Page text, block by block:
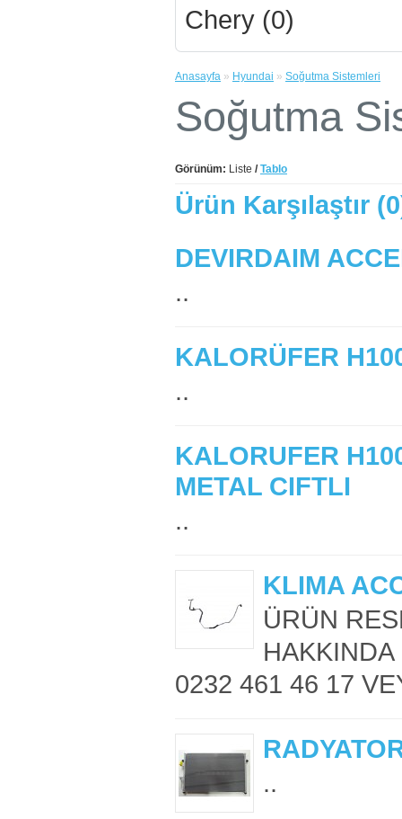
Chery (0)
Anasayfa » Hyundai » Soğutma Sistemleri
Soğutma
Görünüm: Liste / Tablo
Ürün Karşılaştır
DEVIRDAIM
..
KALORÜFER
..
KALORUFER
METAL CIFTLI
..
KLIMA
ÜRÜN
0232 461 46 17
..